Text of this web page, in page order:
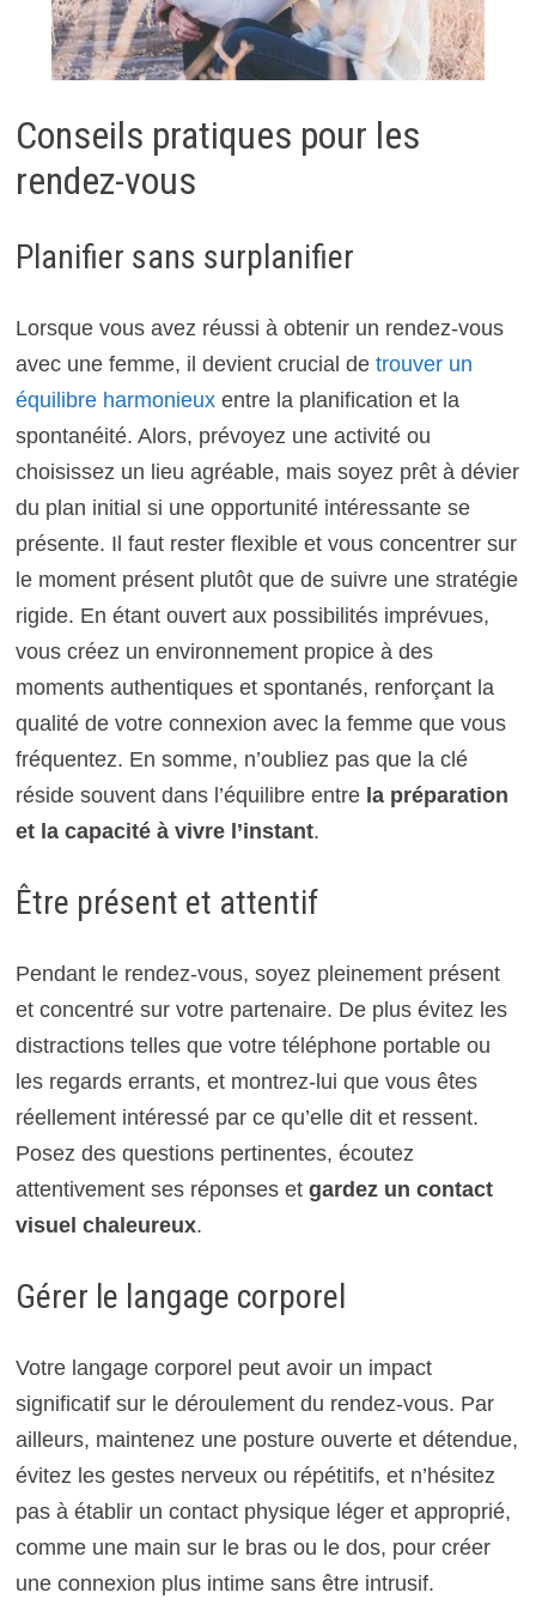
Conseils pratiques pour les
rendez-vous
Planifier sans surplanifier
Lorsque vous avez réussi à obtenir un rendez-vous
avec une femme, il devient crucial de trouver un
équilibre harmonieuxentre la planification et la
spontanéité. Alors, prévoyez une activité ou
choisissez un lieu agréable, mais soyez prêt à dévier
du plan initial si une opportunité intéressante se
présente. Il faut rester flexible et vous concentrer sur
le moment présent plutôt que de suivre une stratégie
rigide. En étant ouvert aux possibilités imprévues,
vous créez un environnement propice à des
moments authentiques et spontanés, renforçant la
qualité de votre connexion avec la femme que vous
fréquentez. En somme, n’oubliez pas que la clé
réside souvent dans l’équilibre entre la préparation
et la capacité à vivre l’instant.
Être présent et attentif
Pendant le rendez-vous, soyez pleinement présent
et concentré sur votre partenaire. De plus évitez les
distractions telles que votre téléphone portable ou
les regards errants, et montrez-lui que vous êtes
réellement intéressé par ce qu’elle dit et ressent.
Posez des questions pertinentes, écoutez
attentivement ses réponses et gardez un contact
visuel chaleureux.
Gérer le langage corporel
Votre langage corporel peut avoir un impact
significatif sur le déroulement du rendez-vous. Par
ailleurs, maintenez une posture ouverte et détendue,
évitez les gestes nerveux ou répétitifs, et n’hésitez
pas à établir un contact physique léger et approprié,
comme une main sur le bras ou le dos, pour créer
une connexion plus intime sans être intrusif.